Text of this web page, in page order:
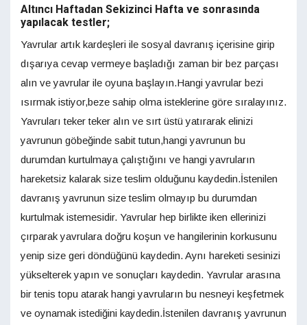
Altıncı Haftadan Sekizinci Hafta ve sonrasında
yapılacak testler;
Yavrular artık kardeşleri ile sosyal davranış içerisine girip
dışarıya cevap vermeye başladığı zaman bir bez parçası
alın ve yavrular ile oyuna başlayın.Hangi yavrular bezi
ısırmak istiyor,beze sahip olma isteklerine göre sıralayınız.
Yavruları teker teker alın ve sırt üstü yatırarak elinizi
yavrunun göbeğinde sabit tutun,hangi yavrunun bu
durumdan kurtulmaya çalıştığını ve hangi yavruların
hareketsiz kalarak size teslim olduğunu kaydedin.İstenilen
davranış yavrunun size teslim olmayıp bu durumdan
kurtulmak istemesidir. Yavrular hep birlikte iken ellerinizi
çırparak yavrulara doğru koşun ve hangilerinin korkusunu
yenip size geri döndüğünü kaydedin. Aynı hareketi sesinizi
yükselterek yapın ve sonuçları kaydedin. Yavrular arasına
bir tenis topu atarak hangi yavruların bu nesneyi keşfetmek
ve oynamak istediğini kaydedin.İstenilen davranış yavrunun